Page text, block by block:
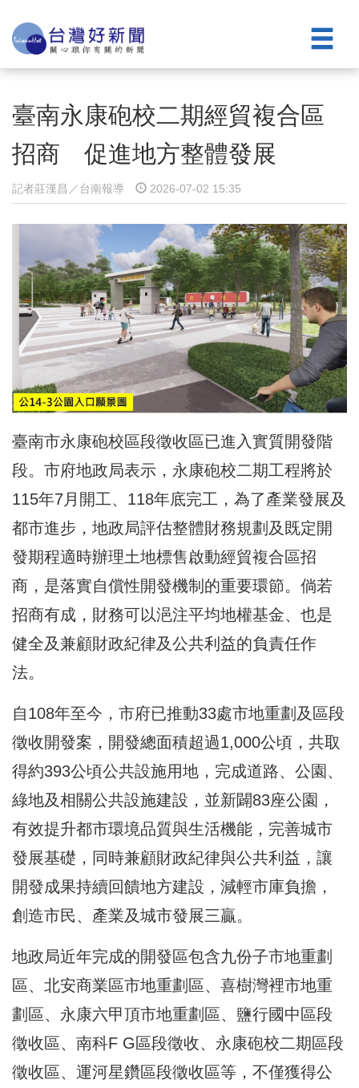
臺南永康砲校二期經貿複合區
招商 促進地方整體發展
記者莊漢昌／台南報導 2026-07-02 15:35
臺南市永康砲校區段徵收區已進入實質開發階
段。市府地政局表示，永康砲校二期工程將於
115年7月開工、118年底完工，為了產業發展及
都市進步，地政局評估整體財務規劃及既定開
發期程適時辦理土地標售啟動經貿複合區招
商，是落實自償性開發機制的重要環節。倘若
招商有成，財務可以浥注平均地權基金、也是
健全及兼顧財政紀律及公共利益的負責任作
法。
自108年至今，市府已推動33處市地重劃及區段
徵收開發案，開發總面積超過1,000公頃，共取
得約393公頃公共設施用地，完成道路、公園、
綠地及相關公共設施建設，並新闢83座公園，
有效提升都市環境品質與生活機能，完善城市
發展基礎，同時兼顧財政紀律與公共利益，讓
開發成果持續回饋地方建設，減輕市庫負擔，
創造市民、產業及城市發展三贏。
地政局近年完成的開發區包含九份子市地重劃
區、北安商業區市地重劃區、喜樹灣裡市地重
劃區、永康六甲頂市地重劃區、鹽行國中區段
徵收區、南科F G區段徵收、永康砲校二期區段
徵收區、運河星鑽區段徵收區等，不僅獲得公